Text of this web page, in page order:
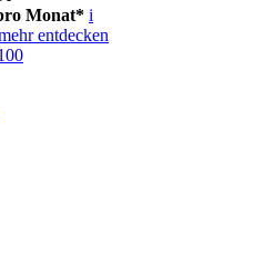
Monat* i
entdecken